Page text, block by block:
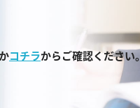
コチラからご確認ください。